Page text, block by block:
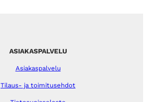
ASIAKASPALVELU
Asiakaspalvelu
Tilaus- ja toimitusehdot